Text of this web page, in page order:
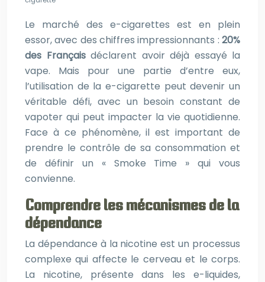
Le marché des e-cigarettes est en plein
essor, avec des chiffres impressionnants : 20%
des Français déclarent avoir déjà essayé la
vape. Mais pour une partie d’entre eux,
l’utilisation de la e-cigarette peut devenir un
véritable défi, avec un besoin constant de
vapoter qui peut impacter la vie quotidienne.
Face à ce phénomène, il est important de
prendre le contrôle de sa consommation et
de définir un « Smoke Time » qui vous
convienne.
Comprendre les mécanismes de la
dépendance
La dépendance à la nicotine est un processus
complexe qui affecte le cerveau et le corps.
La nicotine, présente dans les e-liquides,